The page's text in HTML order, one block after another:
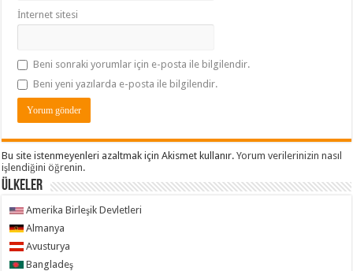
İnternet sitesi
Beni sonraki yorumlar için e-posta ile bilgilendir.
Beni yeni yazılarda e-posta ile bilgilendir.
Bu site istenmeyenleri azaltmak için Akismet kullanır.Yorum verilerinizin nasıl
işlendiğini öğrenin.
ÜLKELER
Amerika Birleşik Devletleri
Almanya
Avusturya
Bangladeş